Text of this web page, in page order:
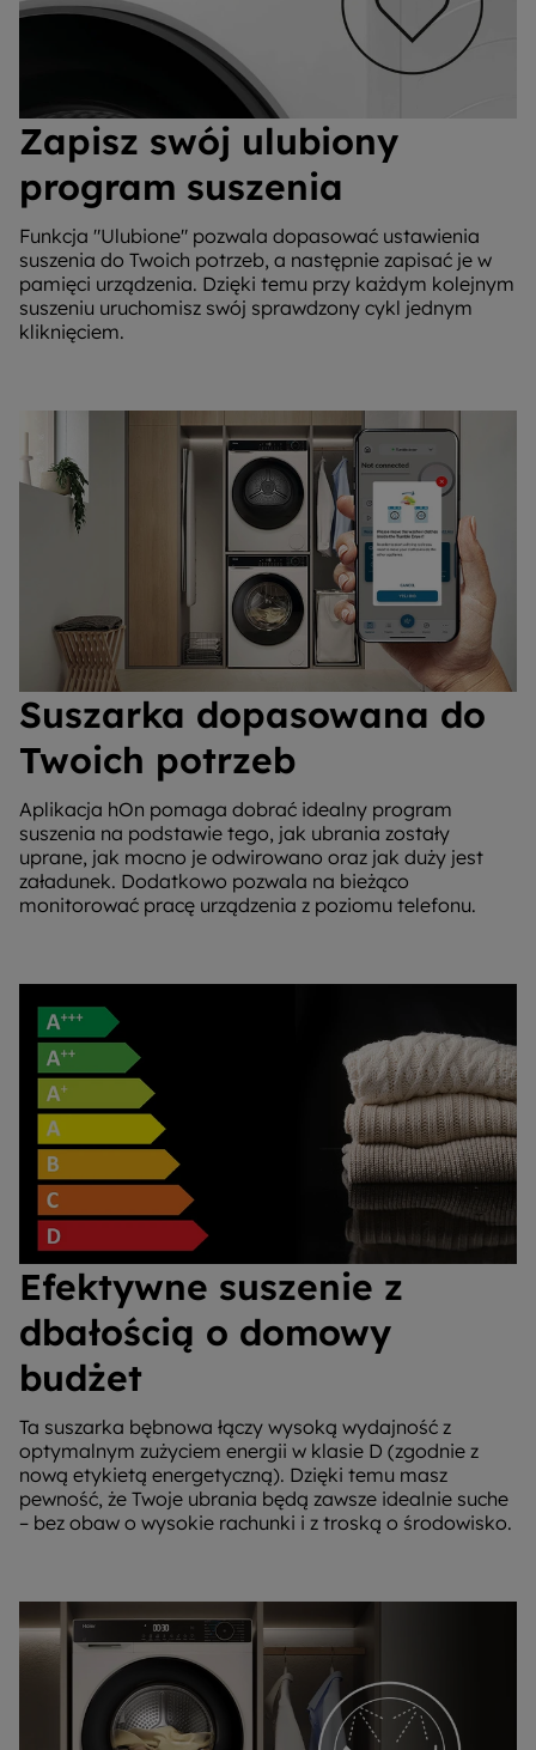
Zapisz swój ulubiony
program suszenia
Funkcja "Ulubione" pozwala dopasować ustawienia
suszenia do Twoich potrzeb, a następnie zapisać je w
pamięci urządzenia. Dzięki temu przy każdym kolejnym
suszeniu uruchomisz swój sprawdzony cykl jednym
kliknięciem.
Suszarka dopasowana do
Twoich potrzeb
Aplikacja hOn pomaga dobrać idealny program
suszenia na podstawie tego, jak ubrania zostały
uprane, jak mocno je odwirowano oraz jak duży jest
załadunek. Dodatkowo pozwala na bieżąco
monitorować pracę urządzenia z poziomu telefonu.
Efektywne suszenie z
dbałością o domowy
budżet
Ta suszarka bębnowa łączy wysoką wydajność z
optymalnym zużyciem energii w klasie D (zgodnie z
nową etykietą energetyczną). Dzięki temu masz
pewność, że Twoje ubrania będą zawsze idealnie suche
– bez obaw o wysokie rachunki i z troską o środowisko.